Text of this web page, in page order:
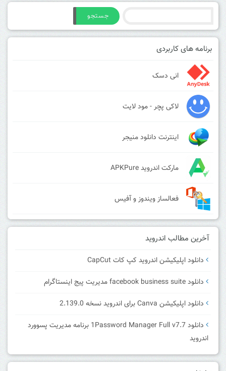
جستجو
برنامه های کاربردی
انی دسک
لاکی پچر - مود لایت
اینترنت دانلود منیجر
مارکت اندروید APKPure
فعالساز ویندوز و آفیس
آخرین مطالب اندروید
دانلود اپلیکیشن اندروید کپ کات CapCut
دانلود facebook business suite مدیریت پیج اینستاگرام
دانلود اپلیکیشن Canva برای اندروید نسخه 2.139.0
دانلود 1Password Manager Full v7.7 برنامه مدیریت پسوورد
اندروید